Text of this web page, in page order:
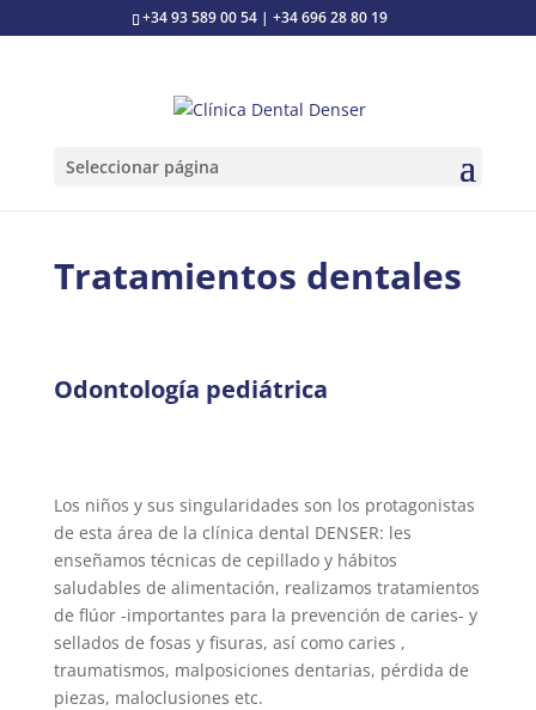
+34 93 589 00 54 | +34 696 28 80 19
Seleccionar página
Tratamientos dentales
Odontología pediátrica
Los niños y sus singularidades son los protagonistas
de esta área de la clínica dental DENSER: les
enseñamos técnicas de cepillado y hábitos
saludables de alimentación, realizamos tratamientos
de flúor -importantes para la prevención de caries- y
sellados de fosas y fisuras, así como caries ,
traumatismos, malposiciones dentarias, pérdida de
piezas, maloclusiones etc.